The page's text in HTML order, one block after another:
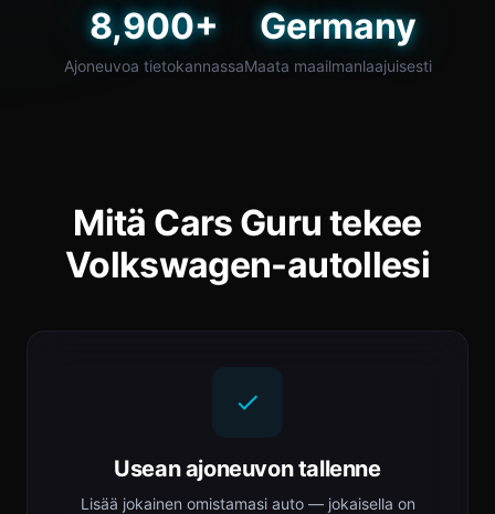
8,900+
Ajoneuvoa tietokannassa
Germany
Maata maailmanlaajuisesti
Mitä Cars Guru tekee
Volkswagen-autollesi
Usean ajoneuvon tallenne
Lisää jokainen omistamasi auto — jokaisella on